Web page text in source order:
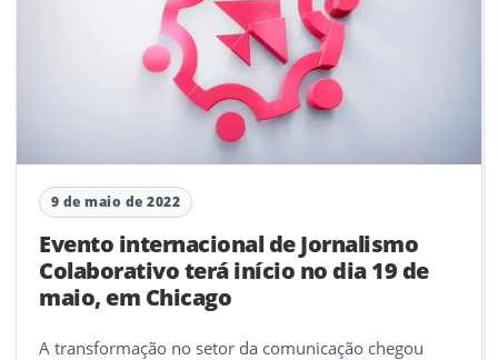
9 de maio de 2022
Evento internacional de Jornalismo
Colaborativo terá início no dia 19 de
maio, em Chicago
A transformação no setor da comunicação chegou